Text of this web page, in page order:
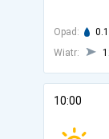
Opad:
Wiatr:
10:00